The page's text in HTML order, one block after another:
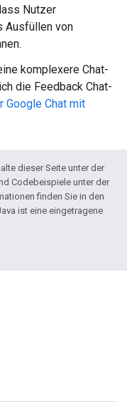
Nutzer
Ausfüllen von
komplexere Chat-
die Feedback Chat-
Google Chat mit
dieser Seite unter der
Codebeispiele unter der
finden Sie in den
ist eine eingetragene